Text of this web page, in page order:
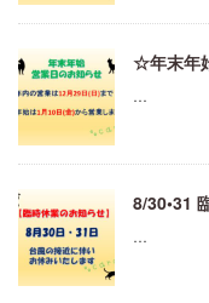
☆年末年
…
8/30•31
…
お問い合わせ